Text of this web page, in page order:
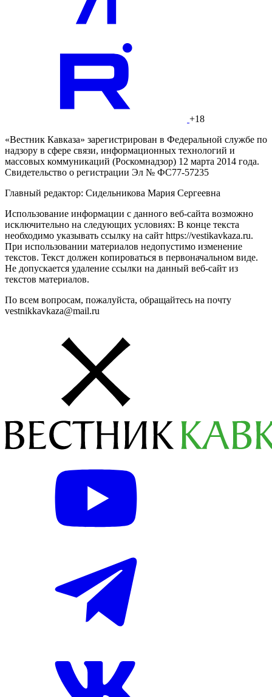
+18
«Вестник Кавказа» зарегистрирован в Федеральной службе по
надзору в сфере связи, информационных технологий и
массовых коммуникаций (Роскомнадзор) 12 марта 2014 года.
Свидетельство о регистрации Эл № ФС77-57235
Главный редактор: Сидельникова Мария Сергеевна
Использование информации с данного веб-сайта возможно
исключительно на следующих условиях: В конце текста
необходимо указывать ссылку на сайт https://vestikavkaza.ru.
При использовании материалов недопустимо изменение
текстов. Текст должен копироваться в первоначальном виде.
Не допускается удаление ссылки на данный веб-сайт из
текстов материалов.
По всем вопросам, пожалуйста, обращайтесь на почту
vestnikkavkaza@mail.ru